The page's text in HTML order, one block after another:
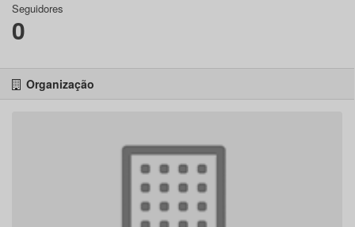
Seguidores
0
Organização